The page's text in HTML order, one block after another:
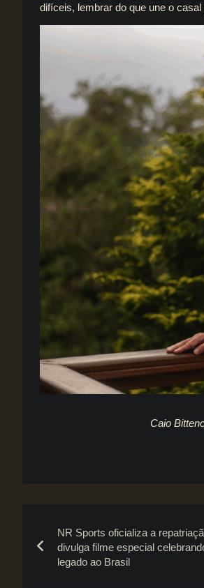
difíceis, lembrar do que une o
Caio
de
Post
NR Sports oficializa a
divulga filme especial
legado ao Brasil